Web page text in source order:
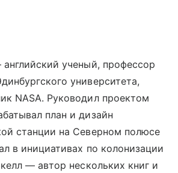
ученый, профессор
университета,
NASA. Руководил проектом
план и дизайн
станции на Северном полюсе
в инициативах по колонизации
— автор нескольких книг и